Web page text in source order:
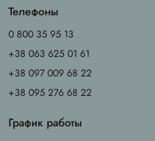
Телефоны
0 800 35 95 13
+38 063 625 01 61
+38 097 009 68 22
+38 095 276 68 22
График работы